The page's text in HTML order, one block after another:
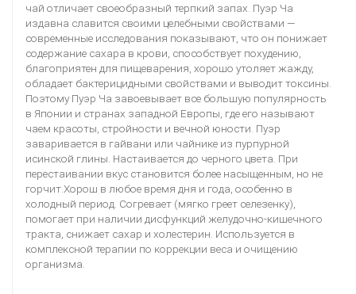
полезное
чай отличает своеобразный терпкий запах. Пуэр Ча
издавна славится своими целебными свойствами —
современные исследования показывают, что он понижает
содержание сахара в крови, способствует похудению,
благоприятен для пищеварения, хорошо утоляет жажду,
обладает бактерицидными свойствами и выводит токсины.
Поэтому Пуэр Ча завоевывает все большую популярность
в Японии и странах западной Европы, где его называют
чаем красоты, стройности и вечной юности. Пуэр
заваривается в гайвани или чайнике из пурпурной
исинской глины. Настаивается до черного цвета. При
перестаивании вкус становится более насыщенным, но не
горчит.Хорош в любое время дня и года, особенно в
холодный период. Согревает (мягко греет селезенку),
помогает при наличии дисфункций желудочно-кишечного
тракта, снижает сахар и холестерин. Используется в
комплексной терапии по коррекции веса и очищению
организма.